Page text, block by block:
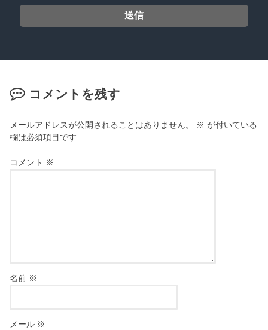
コメントを残す
メールアドレスが公開されることはありません。 ※ が付いている
欄は必須項目です
コメント ※
名前 ※
メール ※